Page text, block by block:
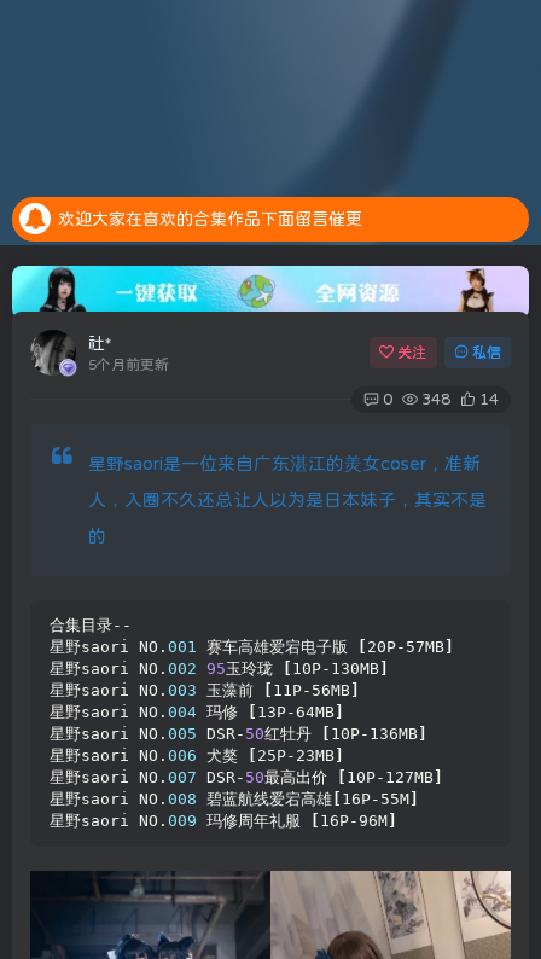
欢迎大家在喜欢的合集作品下面留言催更
社*
5个月前更新
关注 私信
0 348 14
星野saori是一位来自广东湛江的羙女coser，准新
人，入圈不久还总让人以为是日本妹子，其实不是
的
合集目录--
星野saori NO. 001 赛车高雄爱宕电子版 20P-57MB
星野saori NO. 002 95玉玲珑 10P-130MB
星野saori NO. 003 玉藻前 11P-56MB
星野saori NO. 004 玛修 13P-64MB
星野saori NO. 005 DSR- 50红牡丹 10P-136MB
星野saori NO. 006 犬獒 25P-23MB
星野saori NO. 007 DSR- 50最高出价 10P-127MB
星野saori NO. 008 碧蓝航线爱宕高雄 16P-55M
星野saori NO. 009 玛修周年礼服 16P-96M